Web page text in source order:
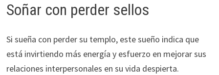
Soñar con perder sellos
Si sueña con perder su templo, este sueño indica que
está invirtiendo más energía y esfuerzo en mejorar sus
relaciones interpersonales en su vida despierta.